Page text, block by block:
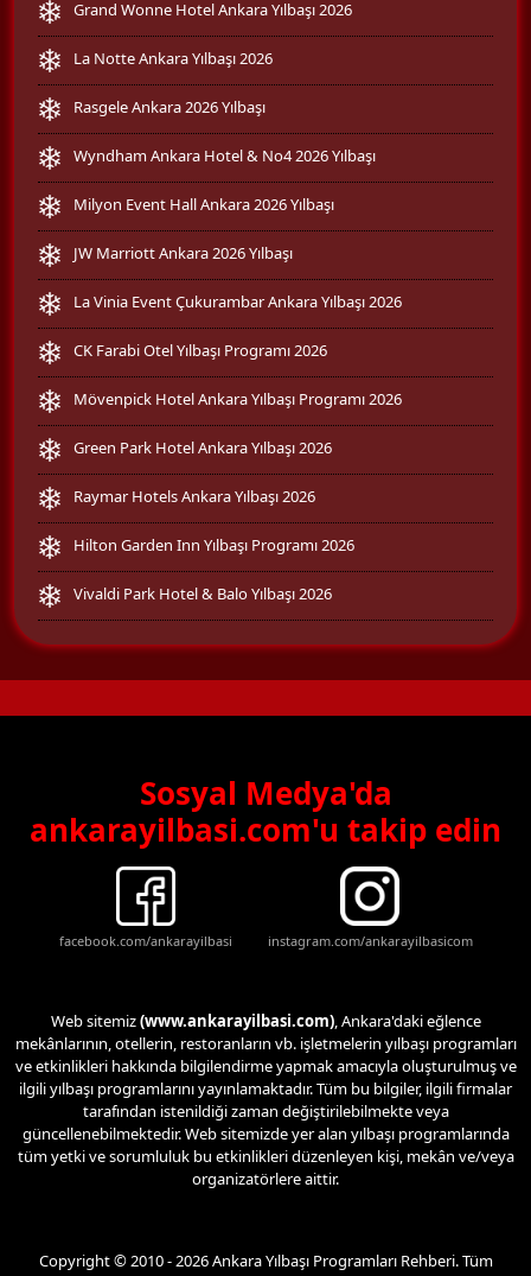
Grand Wonne Hotel Ankara Yılbaşı 2026
La Notte Ankara Yılbaşı 2026
Rasgele Ankara 2026 Yılbaşı
Wyndham Ankara Hotel & No4 2026 Yılbaşı
Milyon Event Hall Ankara 2026 Yılbaşı
JW Marriott Ankara 2026 Yılbaşı
La Vinia Event Çukurambar Ankara Yılbaşı 2026
CK Farabi Otel Yılbaşı Programı 2026
Mövenpick Hotel Ankara Yılbaşı Programı 2026
Green Park Hotel Ankara Yılbaşı 2026
Raymar Hotels Ankara Yılbaşı 2026
Hilton Garden Inn Yılbaşı Programı 2026
Vivaldi Park Hotel & Balo Yılbaşı 2026
Sosyal Medya'da
ankarayilbasi.com'u takip edin
facebook.com/ankarayilbasi instagram.com/ankarayilbasicom
Web sitemiz(www.ankarayilbasi.com), Ankara'daki eğlence
mekânlarının, otellerin, restoranların vb. işletmelerin yılbaşı programları
ve etkinlikleri hakkında bilgilendirme yapmak amacıyla oluşturulmuş ve
ilgili yılbaşı programlarını yayınlamaktadır. Tüm bu bilgiler, ilgili firmalar
tarafından istenildiği zaman değiştirilebilmekte veya
güncellenebilmektedir. Web sitemizde yer alan yılbaşı programlarında
tüm yetki ve sorumluluk bu etkinlikleri düzenleyen kişi, mekân ve/veya
organizatörlere aittir.
Copyright © 2010 - 2026 Ankara Yılbaşı Programları Rehberi. Tüm